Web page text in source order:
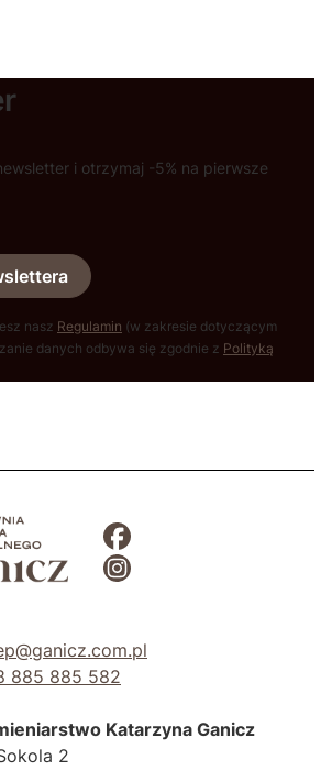
i otrzymaj -5% na pierwsze
nasz Regulamin (w zakresie dotyczącym
danych odbywa się zgodnie z Polityką
885 885 582
Katarzyna Ganicz
2